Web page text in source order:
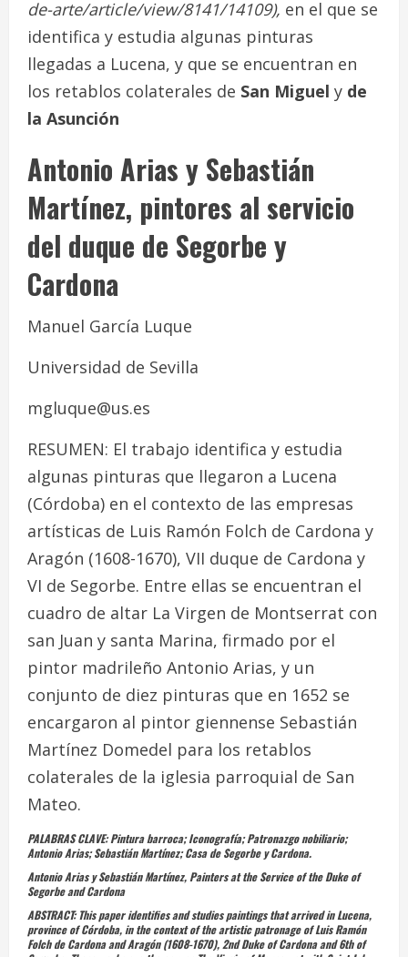
de-arte/article/view/8141/14109), en el que se
identifica y estudia algunas pinturas
llegadas a Lucena, y que se encuentran en
los retablos colaterales de San Miguel y de
la Asunción
Antonio Arias y Sebastián
Martínez, pintores al servicio
del duque de Segorbe y
Cardona
Manuel García Luque
Universidad de Sevilla
mgluque@us.es
RESUMEN: El trabajo identifica y estudia
algunas pinturas que llegaron a Lucena
(Córdoba) en el contexto de las empresas
artísticas de Luis Ramón Folch de Cardona y
Aragón (1608-1670), VII duque de Cardona y
VI de Segorbe. Entre ellas se encuentran el
cuadro de altar La Virgen de Montserrat con
san Juan y santa Marina, firmado por el
pintor madrileño Antonio Arias, y un
conjunto de diez pinturas que en 1652 se
encargaron al pintor giennense Sebastián
Martínez Domedel para los retablos
colaterales de la iglesia parroquial de San
Mateo.
PALABRAS CLAVE:Pintura barroca; Iconografía; Patronazgo nobiliario;
Antonio Arias; Sebastián Martínez; Casa de Segorbe y Cardona.
Antonio Arias y Sebastián Martínez, Painters at the Service of the Duke of
Segorbe and Cardona
ABSTRACT:This paper identifies and studies paintings that arrived in Lucena,
province of Córdoba, in the context of the artistic patronage of Luis Ramón
Folch de Cardona and Aragón (1608-1670), 2nd Duke of Cardona and 6th of